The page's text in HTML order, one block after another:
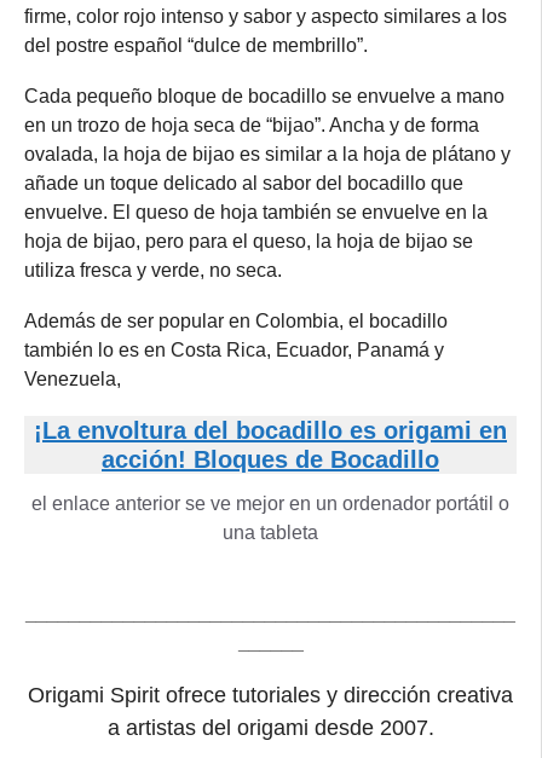
firme, color rojo intenso y sabor y aspecto similares a los
del postre español “dulce de membrillo”.
Cada pequeño bloque de bocadillo se envuelve a mano
en un trozo de hoja seca de “bijao”. Ancha y de forma
ovalada, la hoja de bijao es similar a la hoja de plátano y
añade un toque delicado al sabor del bocadillo que
envuelve. El queso de hoja también se envuelve en la
hoja de bijao, pero para el queso, la hoja de bijao se
utiliza fresca y verde, no seca.
Además de ser popular en Colombia, el bocadillo
también lo es en Costa Rica, Ecuador, Panamá y
Venezuela,
¡La envoltura del bocadillo es origami en
acción! Bloques de Bocadillo
el enlace anterior se ve mejor en un ordenador portátil o
una tableta
Origami Spirit ofrece tutoriales y dirección creativa
a artistas del origami desde 2007.